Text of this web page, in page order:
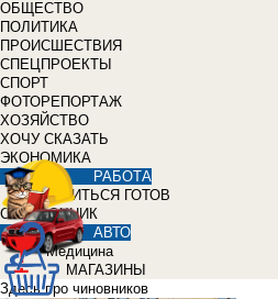
ОБЩЕСТВО
ПОЛИТИКА
ПРОИСШЕСТВИЯ
СПЕЦПРОЕКТЫ
СПОРТ
ФОТОРЕПОРТАЖ
ХОЗЯЙСТВО
ХОЧУ СКАЗАТЬ
ЭКОНОМИКА
РАБОТА
УЧИТЬСЯ ГОТОВ
СПРАВОЧНИК
АВТО
Медицина
МАГАЗИНЫ
Здесь про чиновников